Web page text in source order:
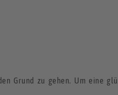
Grund zu gehen. Um eine